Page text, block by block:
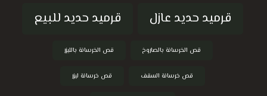
قرميد حديد عازل قرميد حديد للبيع
قص الخرسانة بالصاروخ قص الخرسانة بالليزر
قص خرسانة السقف قص خرسانة ليزر